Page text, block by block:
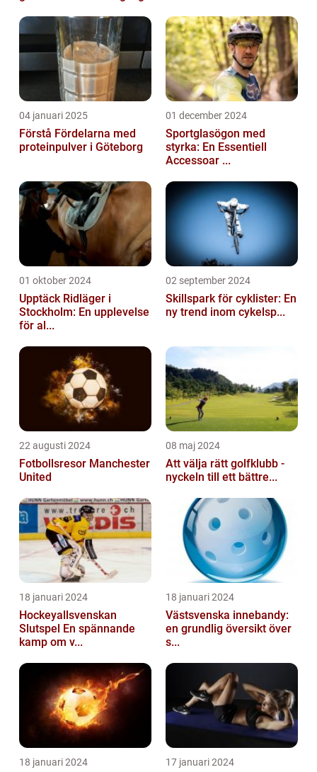
04 januari 2025
Förstå Fördelarna med
proteinpulver i Göteborg
01 december 2024
Sportglasögon med
styrka: En Essentiell
Accessoar ...
01 oktober 2024
Upptäck Ridläger i
Stockholm: En upplevelse
för al...
02 september 2024
Skillspark för cyklister: En
ny trend inom cykelsp...
22 augusti 2024
Fotbollsresor Manchester
United
08 maj 2024
Att välja rätt golfklubb -
nyckeln till ett bättre...
18 januari 2024
Hockeyallsvenskan
Slutspel En spännande
kamp om v...
18 januari 2024
Västsvenska innebandy:
en grundlig översikt över
s...
18 januari 2024 17 januari 2024